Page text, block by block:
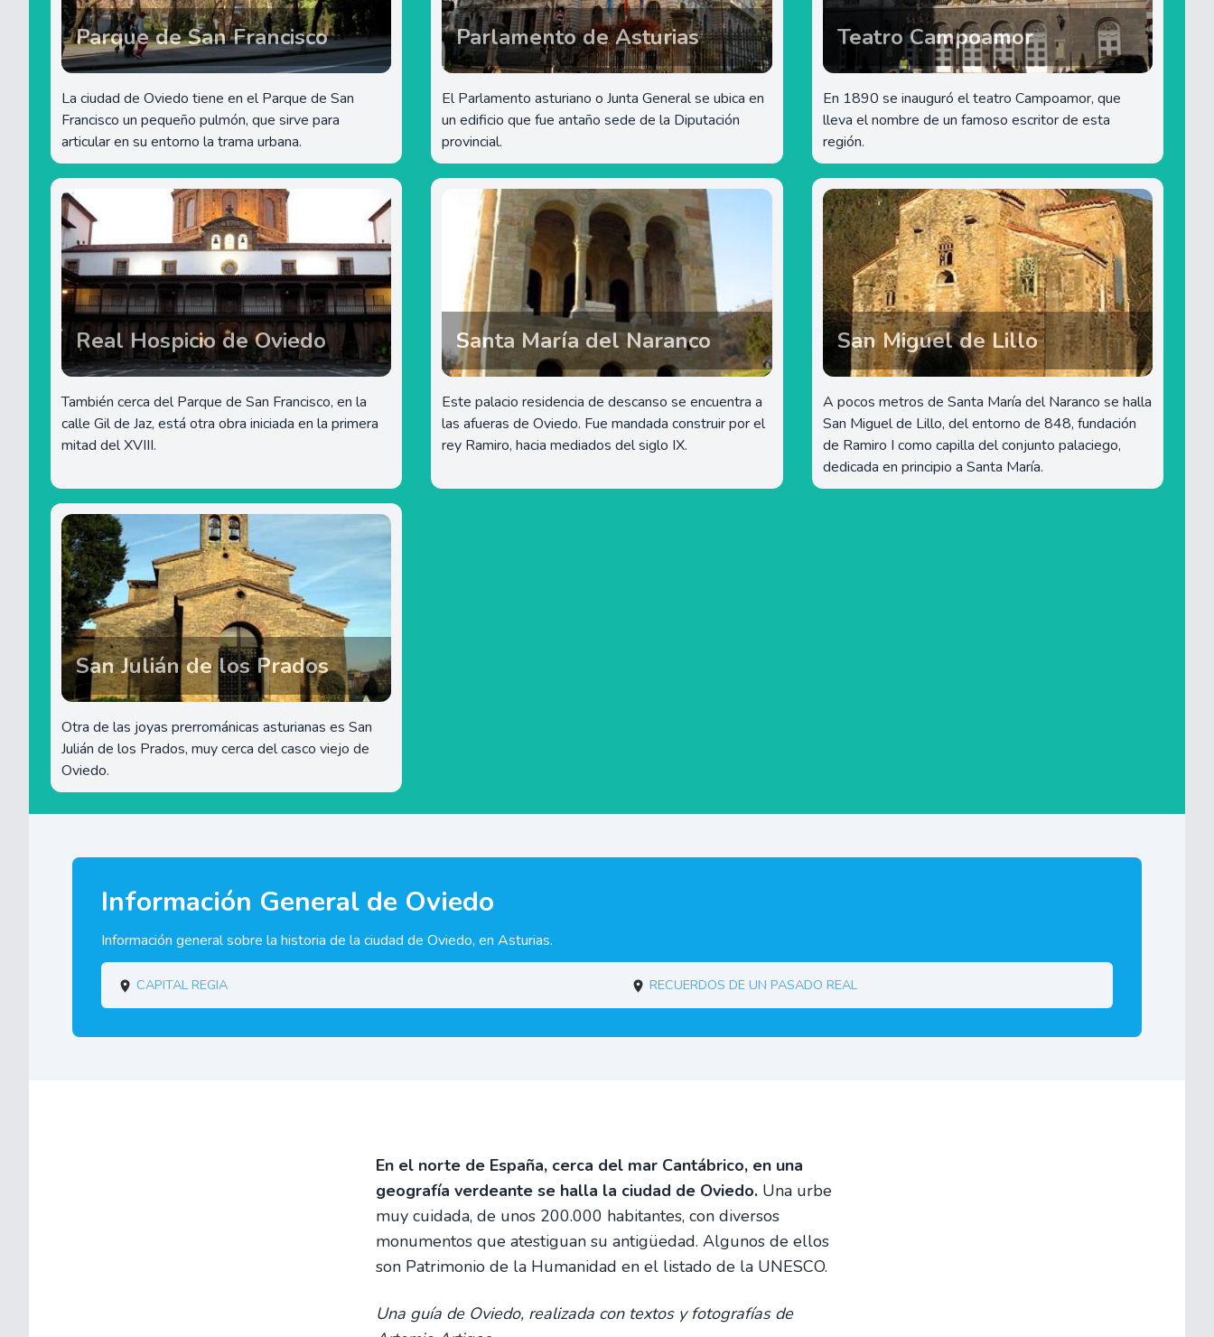
Parque de San Francisco
La ciudad de Oviedo tiene en el Parque de San
Francisco un pequeño pulmón, que sirve para
articular en su entorno la trama urbana.
Parlamento de Asturias
El Parlamento asturiano o Junta General se ubica en
un edificio que fue antaño sede de la Diputación
provincial.
Teatro Campoamor
En 1890 se inauguró el teatro Campoamor, que
lleva el nombre de un famoso escritor de esta
región.
Real Hospicio de Oviedo
También cerca del Parque de San Francisco, en la
calle Gil de Jaz, está otra obra iniciada en la primera
mitad del XVIII.
Santa María del Naranco
Este palacio residencia de descanso se encuentra a
las afueras de Oviedo. Fue mandada construir por el
rey Ramiro, hacia mediados del siglo IX.
San Miguel de Lillo
A pocos metros de Santa María del Naranco se halla
San Miguel de Lillo, del entorno de 848, fundación
de Ramiro I como capilla del conjunto palaciego,
dedicada en principio a Santa María.
San Julián de los Prados
Otra de las joyas prerrománicas asturianas es San
Julián de los Prados, muy cerca del casco viejo de
Oviedo.
Información General de Oviedo
Información general sobre la historia de la ciudad de Oviedo, en Asturias.
Capital regia Recuerdos de un pasado real
En el norte de España, cerca del mar Cantábrico, en una
geografía verdeante se halla la ciudad de Oviedo. Una urbe
muy cuidada, de unos 200.000 habitantes, con diversos
monumentos que atestiguan su antigüedad. Algunos de ellos
son Patrimonio de la Humanidad en el listado de la UNESCO.
Una guía de Oviedo, realizada con textos y fotografías de